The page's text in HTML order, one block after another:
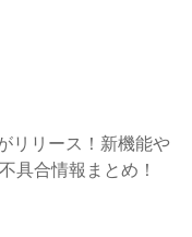
リリース！新機能や
具合情報まとめ！